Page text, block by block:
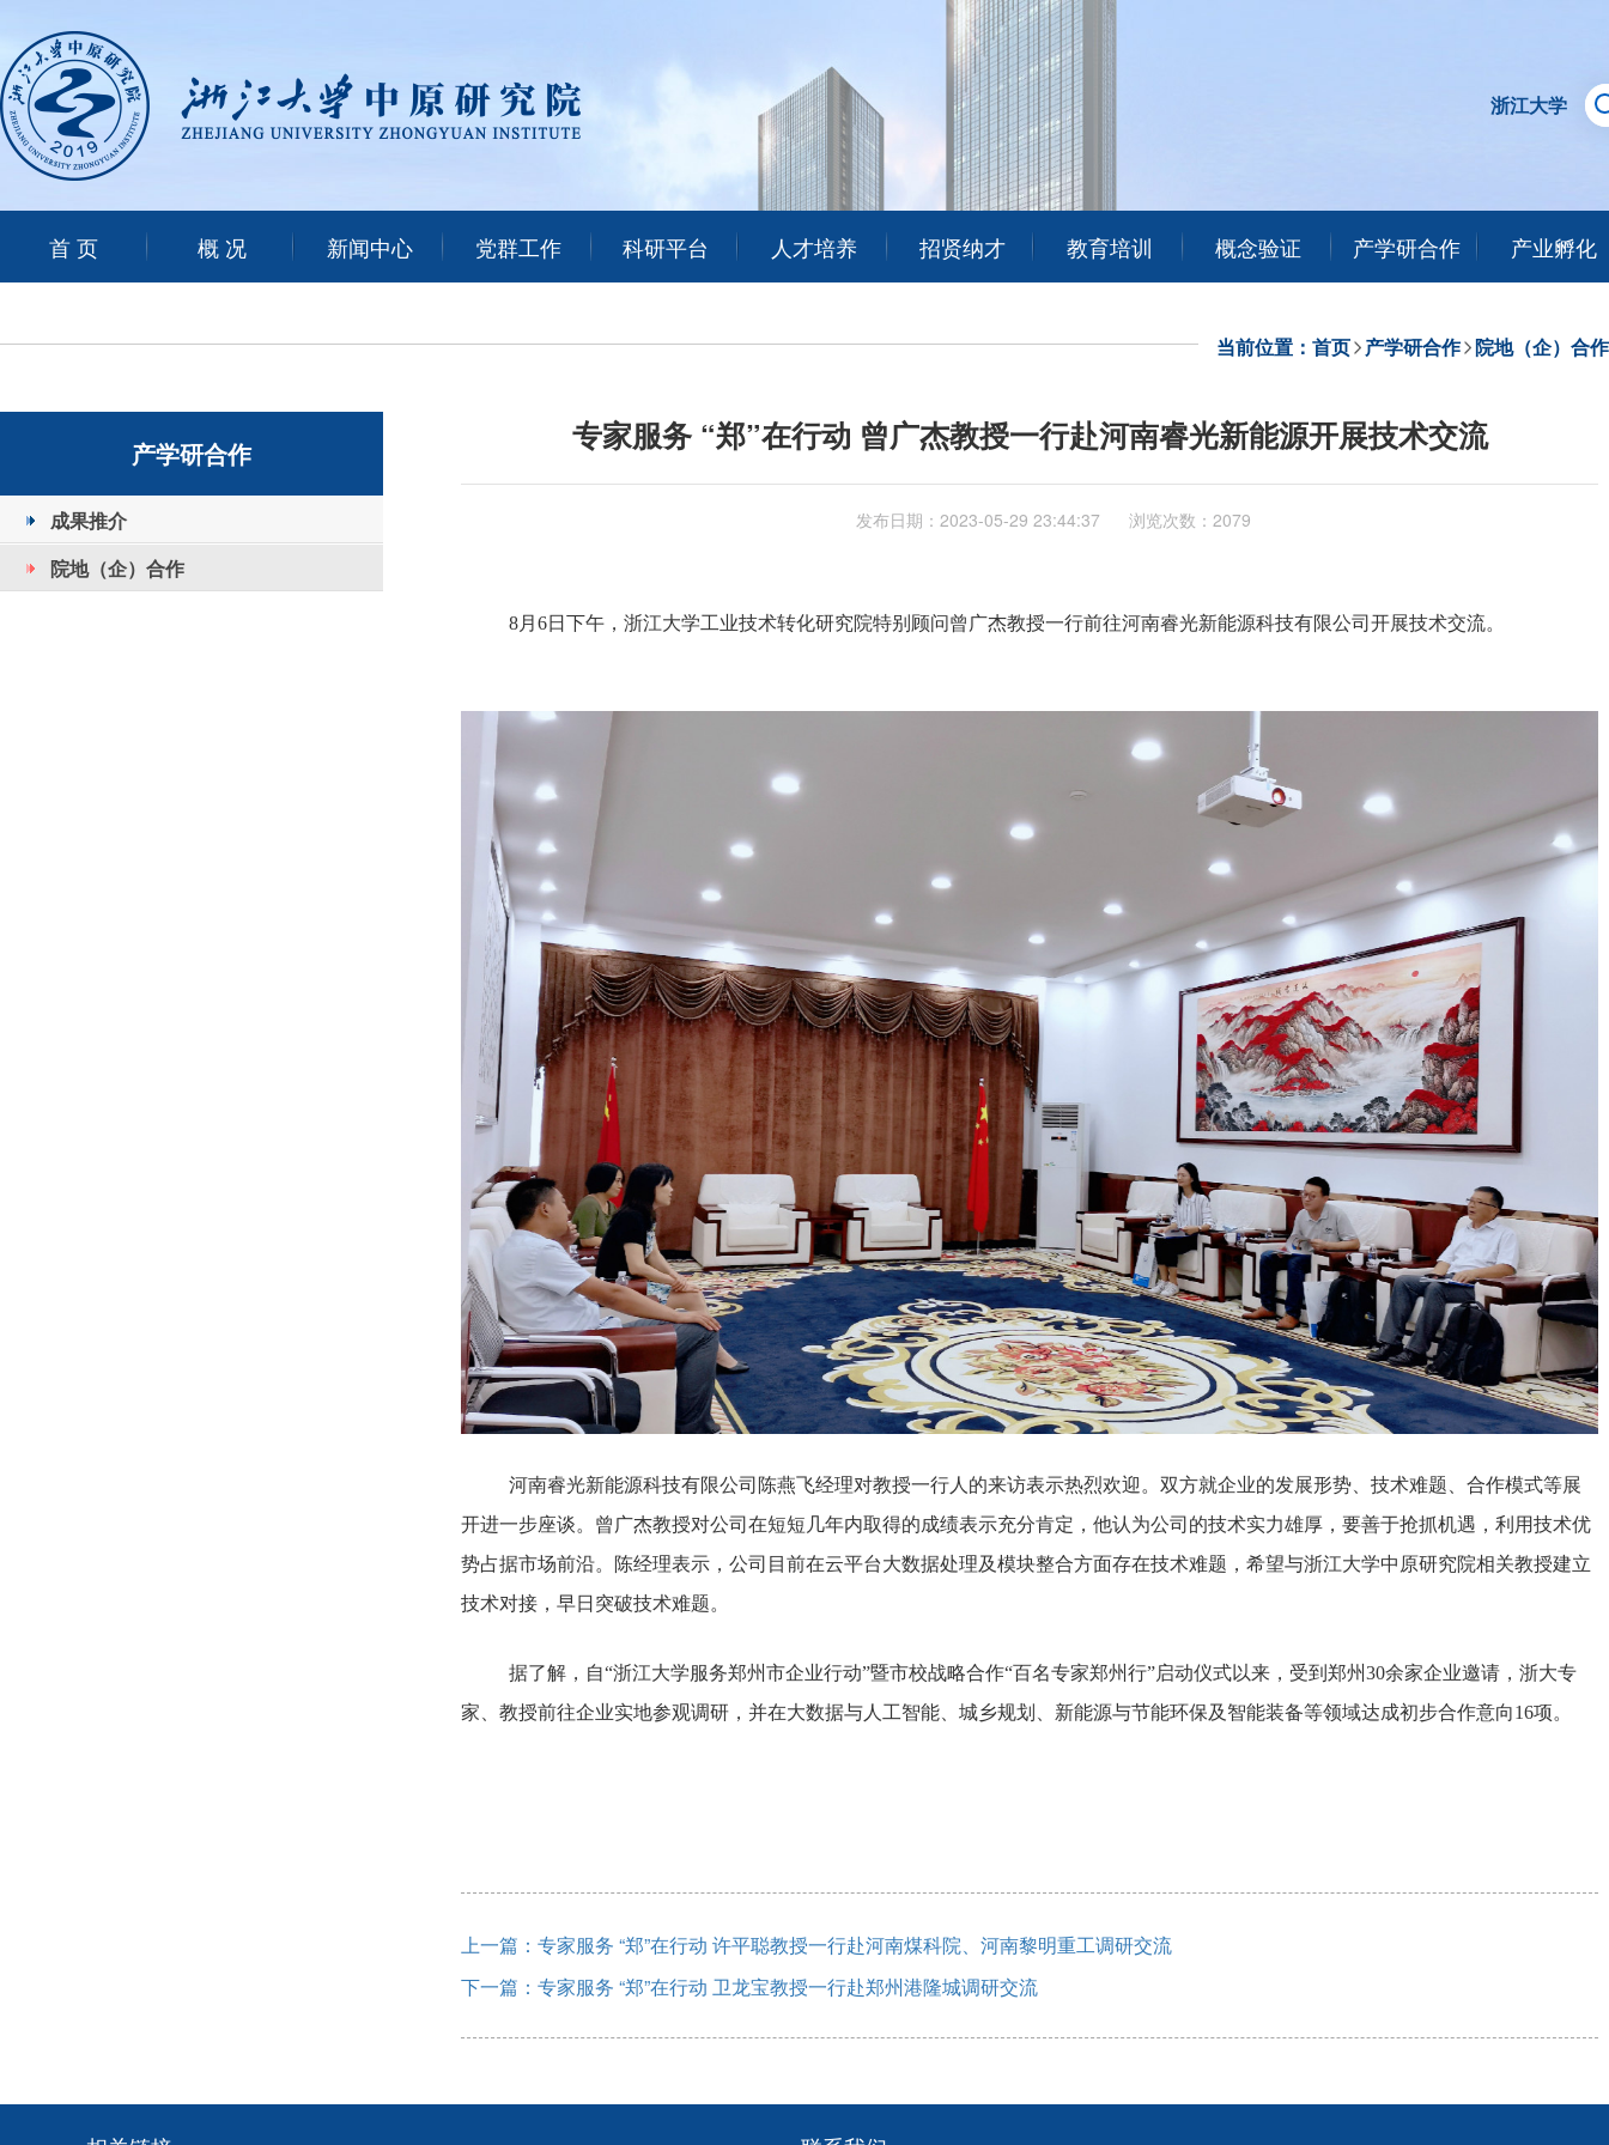
浙江大学
首 页 概 况 新闻中心 党群工作 科研平台 人才培养 招贤纳才 教育培训 概念验证 产学研合作 产业孵化
当前位置： 首页 产学研合作 院地（企）合作
产学研合作
成果推介
院地（企）合作
专家服务 “郑”在行动 曾广杰教授一行赴河南睿光新能源开展技术交流
发布日期： 2023-05-29 23:44:37 浏览次数：2079
8月6日下午，浙江大学工业技术转化研究院特别顾问曾广杰教授一行前往河南睿光新能源科技有限公司开展技术交流。
河南睿光新能源科技有限公司陈燕飞经理对教授一行人的来访表示热烈欢迎。双方就企业的发展形势、技术难题、合作模式等展
开进一步座谈。曾广杰教授对公司在短短几年内取得的成绩表示充分肯定，他认为公司的技术实力雄厚，要善于抢抓机遇，利用技术优
势占据市场前沿。陈经理表示，公司目前在云平台大数据处理及模块整合方面存在技术难题，希望与浙江大学中原研究院相关教授建立
技术对接，早日突破技术难题。
据了解，自“浙江大学服务郑州市企业行动”暨市校战略合作“百名专家郑州行”启动仪式以来，受到郑州30余家企业邀请，浙大专
家、教授前往企业实地参观调研，并在大数据与人工智能、城乡规划、新能源与节能环保及智能装备等领域达成初步合作意向16项。
上一篇：专家服务 “郑”在行动 许平聪教授一行赴河南煤科院、河南黎明重工调研交流
下一篇：专家服务 “郑”在行动 卫龙宝教授一行赴郑州港隆城调研交流